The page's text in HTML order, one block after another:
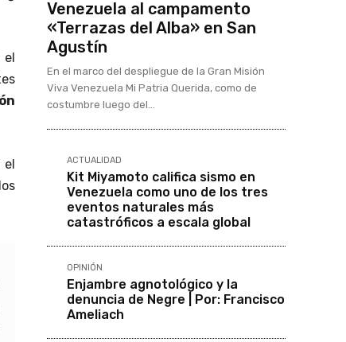
Venezuela al campamento
«Terrazas del Alba» en San
Agustín
En el marco del despliegue de la Gran Misión
Viva Venezuela Mi Patria Querida, como de
costumbre luego del...
ACTUALIDAD
Kit Miyamoto califica sismo en
Venezuela como uno de los tres
eventos naturales más
catastróficos a escala global
OPINIÓN
Enjambre agnotológico y la
denuncia de Negre | Por: Francisco
Ameliach